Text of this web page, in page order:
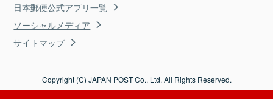
日本郵便公式アプリ一覧
ソーシャルメディア
サイトマップ
Copyright (C) JAPAN POST Co., Ltd. All Rights Reserved.